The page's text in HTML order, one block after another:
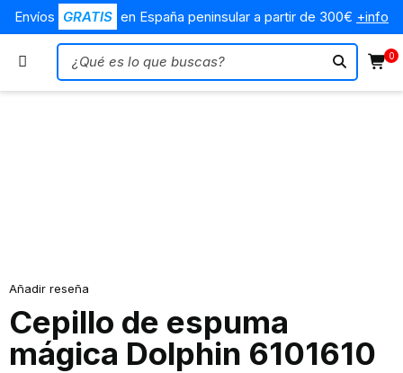
Envíos GRATIS en España peninsular a partir de 300€ +info
0
Añadir reseña
Cepillo de espuma
mágica Dolphin 6101610